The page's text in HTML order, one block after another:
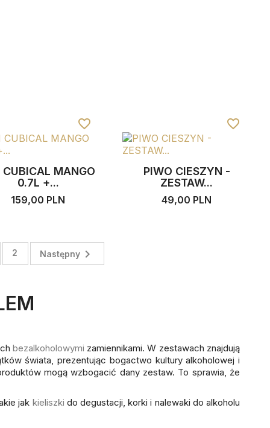
CUBICAL MANGO
0.7L +...
159,00 PLN
favorite_border
PIWO CIESZYN -
ZESTAW...
49,00 PLN
favorite_border
2 Następny 
bezalkoholowymi zamiennikami. W zestawach znajdują
świata, prezentując bogactwo kultury alkoholowej i
mogą wzbogacić dany zestaw. To sprawia, że
jak kieliszki do degustacji, korki i nalewaki do alkoholu